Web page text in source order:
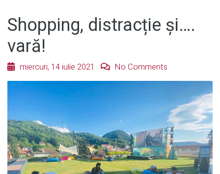
Shopping, distracție și….
vară!
miercuri, 14 iulie 2021 No Comments